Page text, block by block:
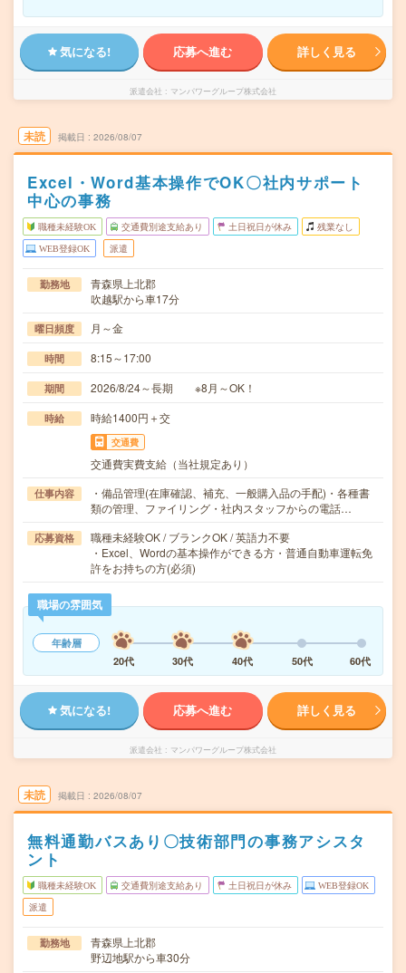
気になる! 応募へ進む 詳しく見る
派遣会社 マンパワーグループ株式会社
未読 掲載日 2026/08/07
Excel・Word基本操作でOK〇社内サポート
中心の事務
職種未経験OK 交通費別途支給あり 土日祝日が休み 残業なし
WEB登録OK 派遣
勤務地
青森県上北郡
吹越駅から車17分
曜日頻度 月～金
時間 8:15～17:00
期間 2026/8/24～長期 ※8月～OK！
時給 時給1400円＋交
交通費
交通費実費支給（当社規定あり）
仕事内容
・備品管理(在庫確認、補充、一般購入品の手配)・各種書
類の管理、ファイリング・社内スタッフからの電話…
応募資格
職種未経験OK / ブランクOK / 英語力不要
・Excel、Wordの基本操作ができる方・普通自動車運転免
許をお持ちの方(必須)
職場の雰囲気
年齢層
20代
30代 40代 50代 60代
気になる! 応募へ進む 詳しく見る
派遣会社 マンパワーグループ株式会社
未読 掲載日 2026/08/07
無料通勤バスあり〇技術部門の事務アシスタ
ント
職種未経験OK 交通費別途支給あり 土日祝日が休み WEB登録OK
派遣
勤務地
青森県上北郡
野辺地駅から車30分